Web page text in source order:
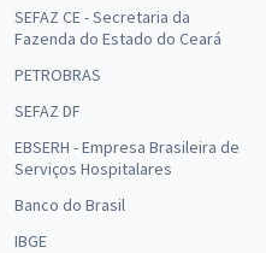
SEFAZ CE - Secretaria da
Fazenda do Estado do Ceará
PETROBRAS
SEFAZ DF
EBSERH - Empresa Brasileira de
Serviços Hospitalares
Banco do Brasil
IBGE